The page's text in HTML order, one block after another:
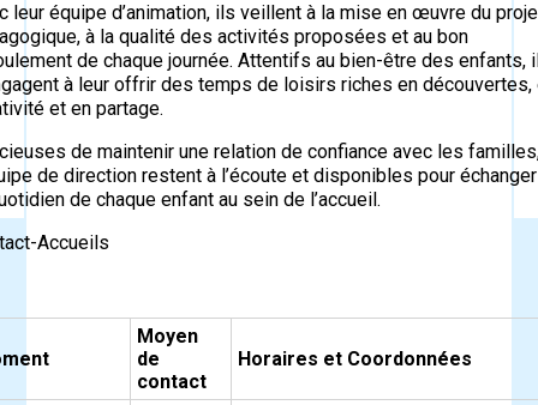
leur équipe d’animation, ils veillent à la mise en œuvre du
à la qualité des activités proposées et au bon
de chaque journée. Attentifs au bien-être des enfants,
à leur offrir des temps de loisirs riches en découvertes,
et en partage.
de maintenir une relation de confiance avec les
de direction restent à l’écoute et disponibles pour
de chaque enfant au sein de l’accueil.
Accueils
Moyen
de
contact
Horaires et Coordonnées